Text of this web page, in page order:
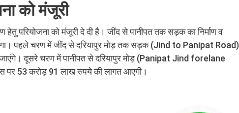
को मंजूरी
परियोजना को मंजूरी दे दी है। जींद से पानीपत तक सड़क का निर्माण व
पहले चरण में जींद से दरियापुर मोड़ तक सड़क (Jind to Panipat Road)
जाएंगे। दूसरे चरण में पानीपत से दरियापुर मोड़ (Panipat Jind forelane
पर 53 करोड़ 91 लाख रुपये की लागत आएगी।